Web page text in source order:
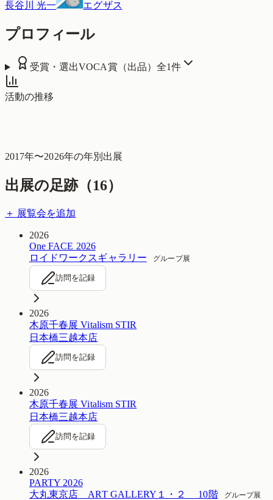
長谷川 光一 エグザス
プロフィール
受賞・選出VOCA賞（出品） 全1件
活動の推移
2017年〜2026年の年別出展
出展の足跡（16）
＋ 展覧会を追加
2026
One FACE 2026
ロイドワークスギャラリー
グループ展
訪問を記録
2026
木原千春展 Vitalism STIR
日本橋三越本店
訪問を記録
2026
木原千春展 Vitalism STIR
日本橋三越本店
訪問を記録
2026
PARTY 2026
大丸東京店 ART GALLERY１・２ 10階
グループ展